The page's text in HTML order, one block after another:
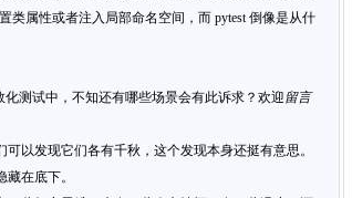
类属性或者注入局部命名空间，而 pytest 倒像是从什
测试中，不知还有哪些场景会有此诉求？欢迎留言
以发现它们各有千秋，这个发现本身还挺有意思。
在底下。